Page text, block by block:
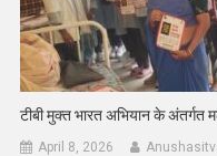
टीबी मुक्त भारत अभियान के अंतर्गत
April 8, 2026